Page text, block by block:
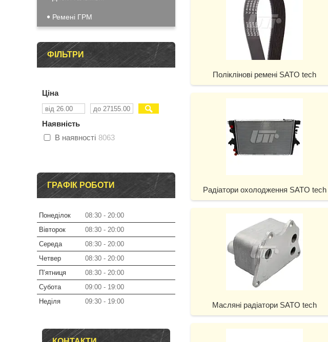
Поліклінові ремені SATO tech
Радіатори охолодження SATO tech
Масляні радіатори SATO tech
Ремені ГРМ
ФІЛЬТРИ
Ціна
Наявність
В наявності 8063
ГРАФІК РОБОТИ
Понеділок 08:30
20:00
Вівторок
08:30
20:00
Середа
08:30
20:00
Четвер
08:30
20:00
Пʼятниця
08:30
20:00
Субота
09:00
19:00
Неділя
09:30 19:00